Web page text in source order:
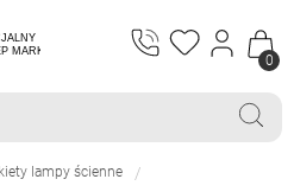
0
lampy ścienne